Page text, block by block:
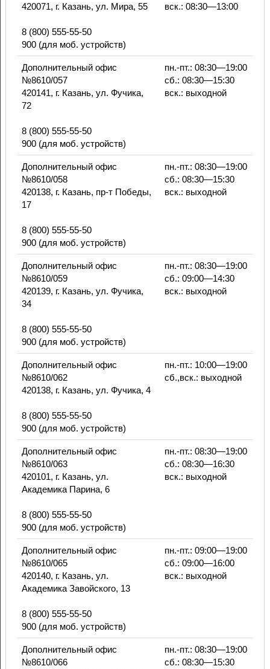
420071, г. Казань, ул. Мира, 55
8 (800) 555-55-50
900 (для моб. устройств)
вск.: 08:30—13:00
Дополнительный офис
№8610/057
420141, г. Казань, ул. Фучика,
72
8 (800) 555-55-50
900 (для моб. устройств)
пн.-пт.: 08:30—19:00
сб.: 08:30—15:30
вск.: выходной
Дополнительный офис
№8610/058
420138, г. Казань, пр-т Победы,
17
8 (800) 555-55-50
900 (для моб. устройств)
пн.-пт.: 08:30—19:00
сб.: 08:30—15:30
вск.: выходной
Дополнительный офис
№8610/059
420139, г. Казань, ул. Фучика,
34
8 (800) 555-55-50
900 (для моб. устройств)
пн.-пт.: 08:30—19:00
сб.: 09:00—14:30
вск.: выходной
Дополнительный офис
№8610/062
420138, г. Казань, ул. Фучика, 4
8 (800) 555-55-50
900 (для моб. устройств)
пн.-пт.: 10:00—19:00
сб.,вск.: выходной
Дополнительный офис
№8610/063
420101, г. Казань, ул.
Академика Парина, 6
8 (800) 555-55-50
900 (для моб. устройств)
пн.-пт.: 08:30—19:00
сб.: 08:30—16:30
вск.: выходной
Дополнительный офис
№8610/065
420140, г. Казань, ул.
Академика Завойского, 13
8 (800) 555-55-50
900 (для моб. устройств)
пн.-пт.: 09:00—19:00
сб.: 09:00—16:00
вск.: выходной
Дополнительный офис
№8610/066
пн.-пт.: 08:30—19:00
сб.: 08:30—15:30